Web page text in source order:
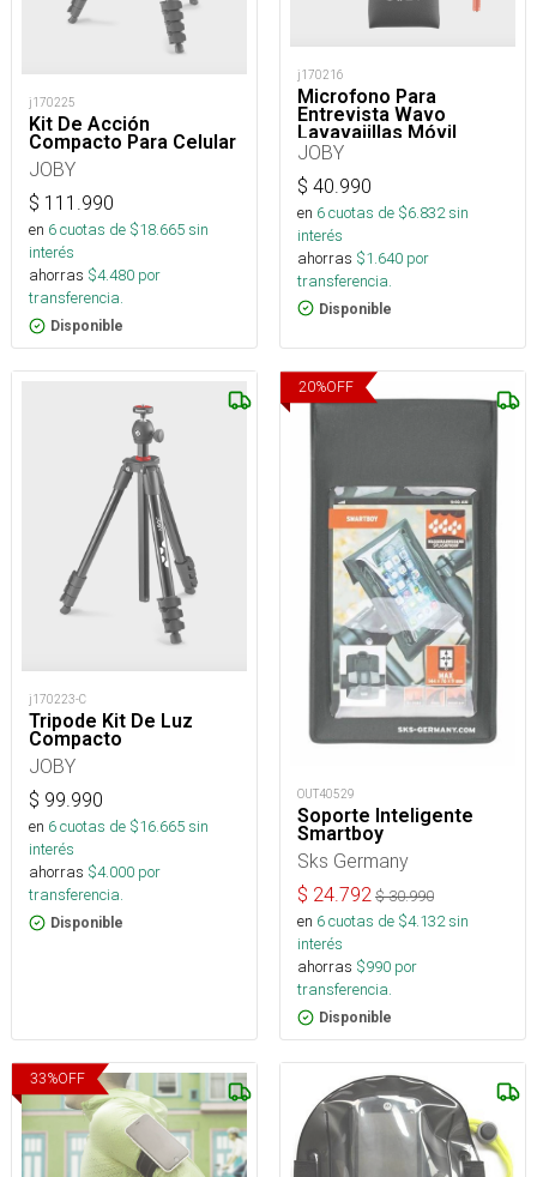
j170225
Kit De Acción
Compacto Para Celular
JOBY
$ 111.990
en 6cuotas de $18.665sin
interés
ahorras $4.480 por
transferencia.
Disponible
j170216
Microfono Para
Entrevista Wavo
Lavavajillas Móvil
JOBY
$ 40.990
en 6cuotas de $6.832sin
interés
ahorras $1.640 por
transferencia.
Disponible
j170223-C
Tripode Kit De Luz
Compacto
JOBY
$ 99.990
en 6cuotas de $16.665sin
interés
ahorras $4.000 por
transferencia.
Disponible
20%OFF
OUT40529
Soporte Inteligente
Smartboy
Sks Germany
$ 24.792 $30.990
en 6cuotas de $4.132sin
interés
ahorras $990 por
transferencia.
Disponible
33%OFF